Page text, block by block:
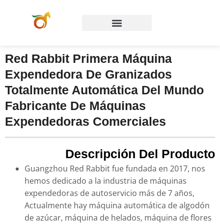
Red Rabbit Primera Máquina
Expendedora De Granizados
Totalmente Automática Del Mundo
Fabricante De Máquinas
Expendedoras Comerciales
Descripción Del Producto
Guangzhou Red Rabbit fue fundada en 2017, nos
hemos dedicado a la industria de máquinas
expendedoras de autoservicio más de 7 años,
Actualmente hay máquina automática de algodón
de azúcar, máquina de helados, máquina de flores